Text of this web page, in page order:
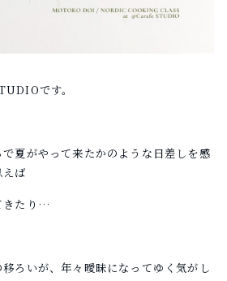
です。
夏がやって来たかのような日差しを感
ば
きたり…
ろいが、年々曖昧になってゆく気がし